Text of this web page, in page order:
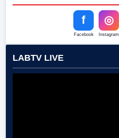
f
Facebook
◎
Instagram
LABTV LIVE